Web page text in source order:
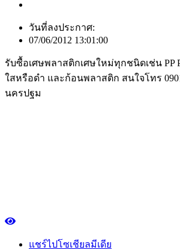
วันที่ลงประกาศ:
07/06/2012 13:01:00
รับซื้อเศษพลาสติกเศษใหม่ทุกชนิดเช่น PP
ใสหรือดำ และก้อนพลาสติก สนใจโทร
นครปฐม
แชร์ไปโซเชียลมีเดีย